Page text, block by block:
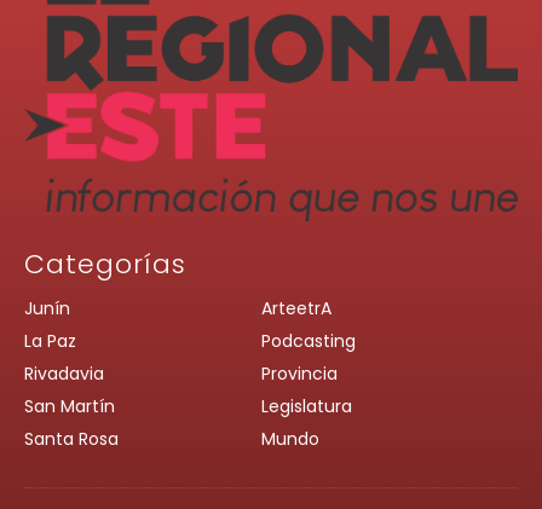
Categorías
Junín
La Paz
Rivadavia
San Martín
Santa Rosa
ArteetrA
Podcasting
Provincia
Legislatura
Mundo